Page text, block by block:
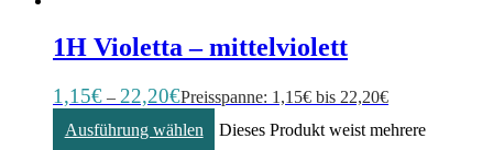
1H Violetta – mittelviolett
1,15€ – 22,20€Preisspanne: 1,15€ bis 22,20€
Ausführung wählen
Dieses Produkt weist mehrere